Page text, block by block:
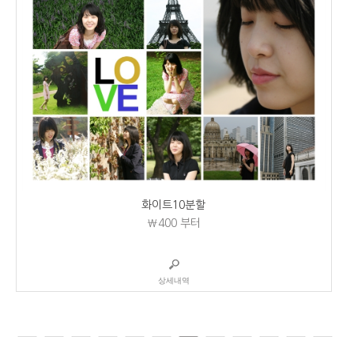
화이트10분할
₩400부터
상세내역